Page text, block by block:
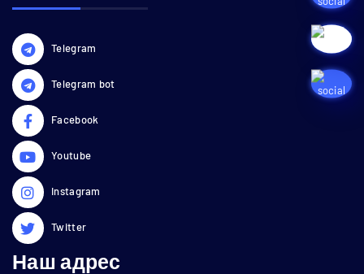
Telegram
Telegram bot
Facebook
Youtube
Instagram
Twitter
Наш адрес